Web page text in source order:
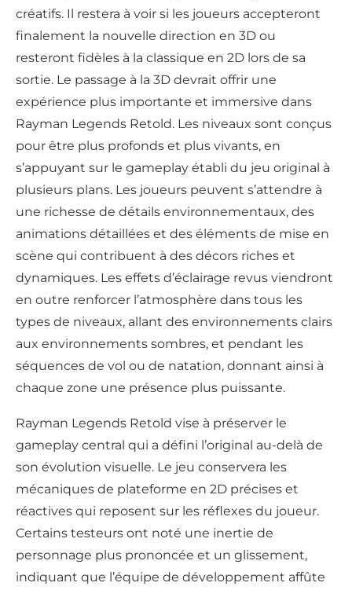
créatifs. Il restera à voir si les joueurs accepteront
finalement la nouvelle direction en 3D ou
resteront fidèles à la classique en 2D lors de sa
sortie. Le passage à la 3D devrait offrir une
expérience plus importante et immersive dans
Rayman Legends Retold. Les niveaux sont conçus
pour être plus profonds et plus vivants, en
s’appuyant sur le gameplay établi du jeu original à
plusieurs plans. Les joueurs peuvent s’attendre à
une richesse de détails environnementaux, des
animations détaillées et des éléments de mise en
scène qui contribuent à des décors riches et
dynamiques. Les effets d’éclairage revus viendront
en outre renforcer l’atmosphère dans tous les
types de niveaux, allant des environnements clairs
aux environnements sombres, et pendant les
séquences de vol ou de natation, donnant ainsi à
chaque zone une présence plus puissante.
Rayman Legends Retold vise à préserver le
gameplay central qui a défini l’original au-delà de
son évolution visuelle. Le jeu conservera les
mécaniques de plateforme en 2D précises et
réactives qui reposent sur les réflexes du joueur.
Certains testeurs ont noté une inertie de
personnage plus prononcée et un glissement,
indiquant que l’équipe de développement affûte